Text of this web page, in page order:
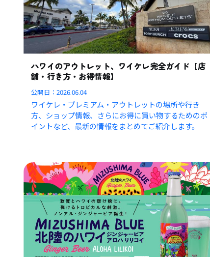
ハワイのアウトレット、ワイケレ完全ガイド【店
舗・行き方・お得情報】
公開日：2026.06.04
ワイケレ・プレミアム・アウトレットの場所や行き
方、ショップ情報、さらにお得に買い物するためのポ
イントなど、最新の情報をまとめてご紹介します。